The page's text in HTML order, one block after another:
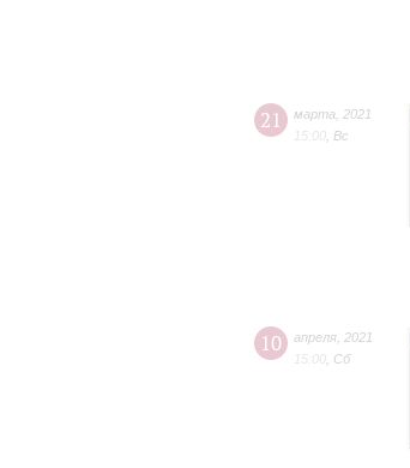
21 марта
2021
15:00 Вс
10 апреля 2021
15:00 Сб